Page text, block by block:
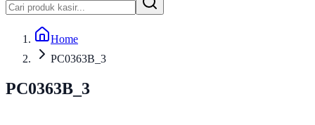
Home
PC0363B_3
PC0363B_3